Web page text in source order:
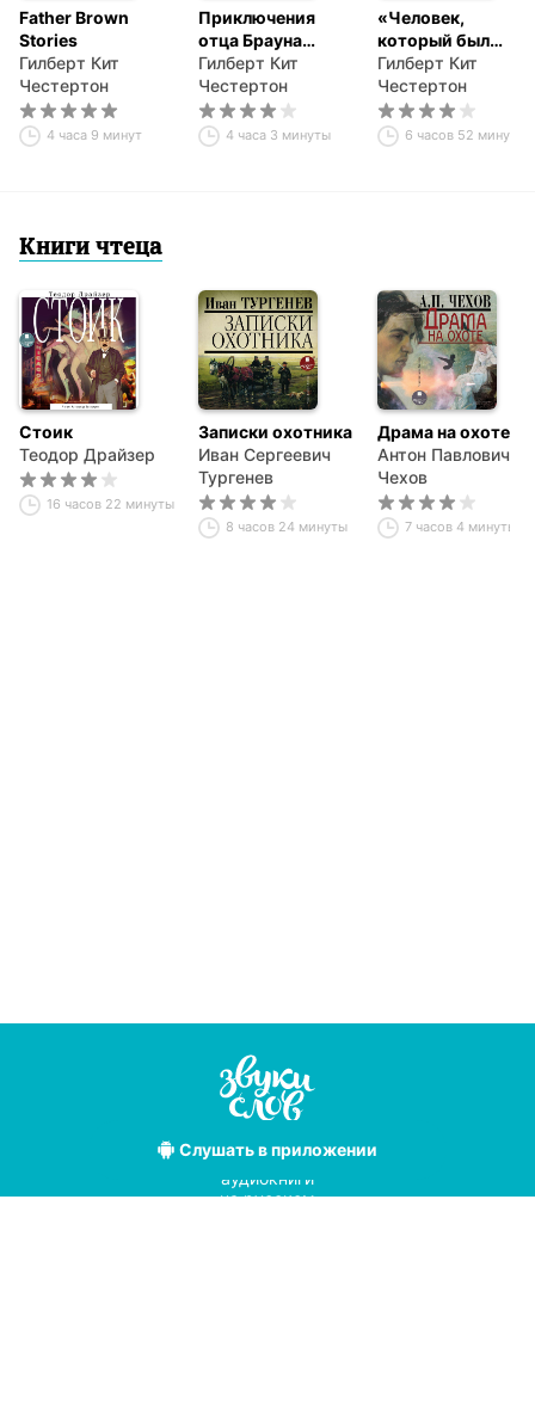
Father Brown
Stories
Гилберт Кит
Честертон
4 часа 9 минут
Приключения
отца Брауна
(сборник 6
спектаклей)
Гилберт Кит
Честертон
4 часа 3 минуты
«Человек,
который был
Четвергом» +
Книга о ней
Гилберт Кит
Честертон
6 часов 52 минуты
Книги чтеца
Стоик
Теодор Драйзер
16 часов 22 минуты
Записки охотника
Иван Сергеевич
Тургенев
8 часов 24 минуты
Драма на охоте
Антон Павлович
Чехов
7 часов 4 минуты
Слушатьв приложении
Лучшие
аудиокниги
на русском